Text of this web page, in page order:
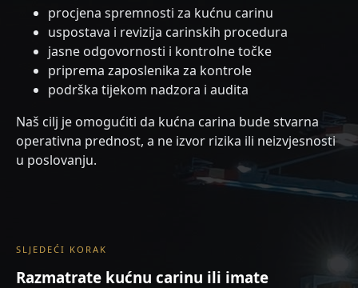
procjena spremnosti za kućnu carinu
uspostava i revizija carinskih procedura
jasne odgovornosti i kontrolne točke
priprema zaposlenika za kontrole
podrška tijekom nadzora i audita
Naš cilj je omogućiti da kućna carina bude stvarna
operativna prednost, a ne izvor rizika ili neizvjesnosti
u poslovanju.
SLJEDEĆI KORAK
Razmatrate kućnu carinu ili imate